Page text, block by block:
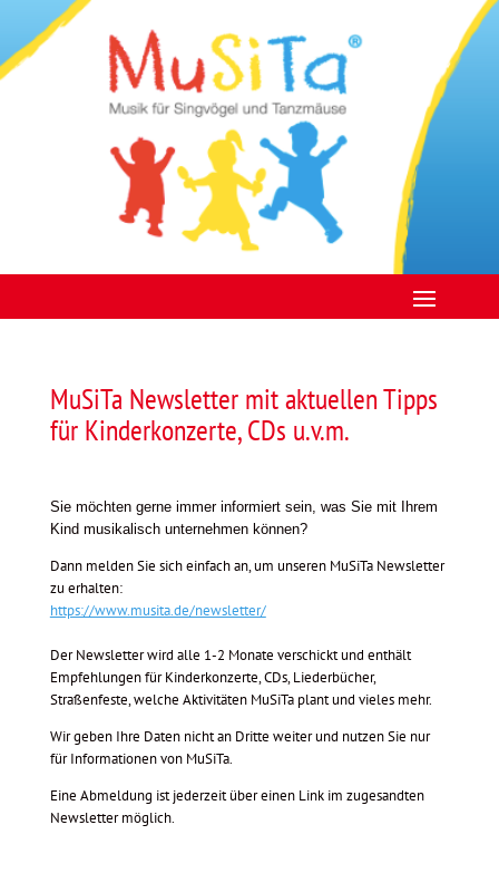
MuSiTa Newsletter mit aktuellen Tipps
für Kinderkonzerte, CDs u.v.m.
Sie möchten gerne immer informiert sein, was Sie mit Ihrem
Kind musikalisch unternehmen können?
Dann melden Sie sich einfach an, um unseren MuSiTa Newsletter
zu erhalten:
https://www.musita.de/newsletter/
Der Newsletter wird alle 1-2 Monate verschickt und enthält
Empfehlungen für Kinderkonzerte, CDs, Liederbücher,
Straßenfeste, welche Aktivitäten MuSiTa plant und vieles mehr.
Wir geben Ihre Daten nicht an Dritte weiter und nutzen Sie nur
für Informationen von MuSiTa.
Eine Abmeldung ist jederzeit über einen Link im zugesandten
Newsletter möglich.